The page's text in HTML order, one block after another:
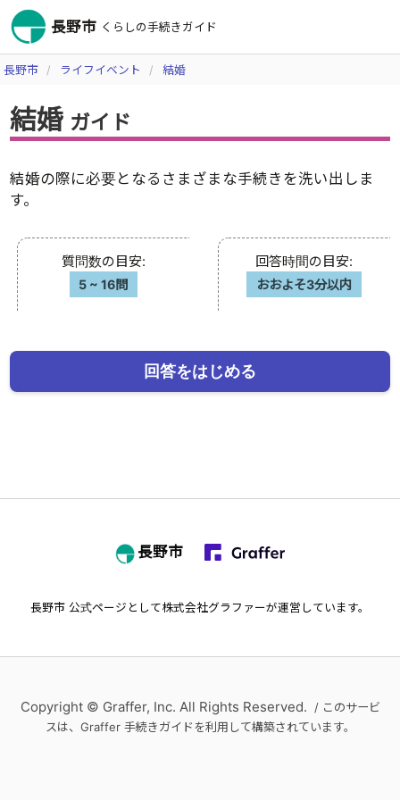
長野市 くらしの手続きガイド
長野市 ライフイベント 結婚
結婚 ガイド
結婚の際に必要となるさまざまな手続きを洗い出しま
す。
質問数の目安:
5 ~16問
回答時間の目安:
おおよそ3分以内
回答をはじめる
長野市
長野市 公式ページとして株式会社グラファーが運営しています。
Copyright © Graffer, Inc. All Rights Reserved. / このサービ
スは、Graffer 手続きガイドを利用して構築されています。